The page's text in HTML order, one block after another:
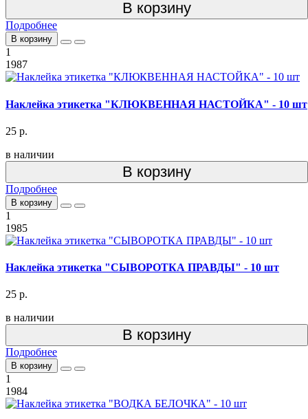
В корзину
Подробнее
В корзину
1
1987
Наклейка этикетка "КЛЮКВЕННАЯ НАСТОЙКА" - 10 шт
25 р.
в наличии
В корзину
Подробнее
В корзину
1
1985
Наклейка этикетка "СЫВОРОТКА ПРАВДЫ" - 10 шт
25 р.
в наличии
В корзину
Подробнее
В корзину
1
1984